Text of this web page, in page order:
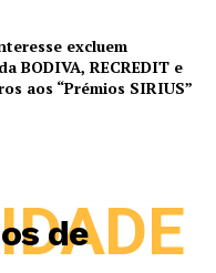
excluem
BODIVA, RECREDIT e
aos “Prémios SIRIUS”
de